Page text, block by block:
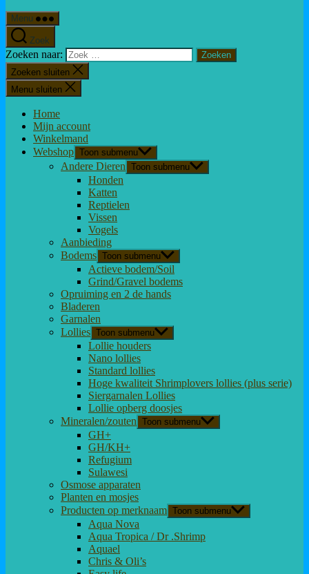
Menu
Zoek
Zoeken naar:
Zoeken sluiten
Menu sluiten
Home
Mijn account
Winkelmand
Webshop Toon submenu
Andere Dieren Toon submenu
Honden
Katten
Reptielen
Vissen
Vogels
Aanbieding
Bodems Toon submenu
Actieve bodem/Soil
Grind/Gravel bodems
Opruiming en 2 de hands
Bladeren
Garnalen
Lollies Toon submenu
Lollie houders
Nano lollies
Standard lollies
Hoge kwaliteit Shrimplovers lollies (plus serie)
Siergarnalen Lollies
Lollie opberg doosjes
Mineralen/zouten Toon submenu
GH+
GH/KH+
Refugium
Sulawesi
Osmose apparaten
Planten en mosjes
Producten op merknaam Toon submenu
Aqua Nova
Aqua Tropica / Dr .Shrimp
Aquael
Chris & Oli’s